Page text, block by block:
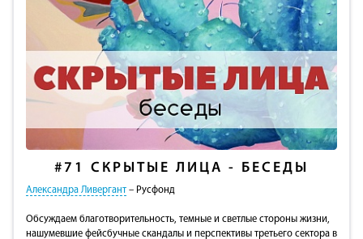
#71 СКРЫТЫЕ ЛИЦА - БЕСЕДЫ
Александра Ливергант – Русфонд
Обсуждаем благотворительность, темные и светлые стороны жизни,
нашумевшие фейсбучные скандалы и перспективы третьего сектора в